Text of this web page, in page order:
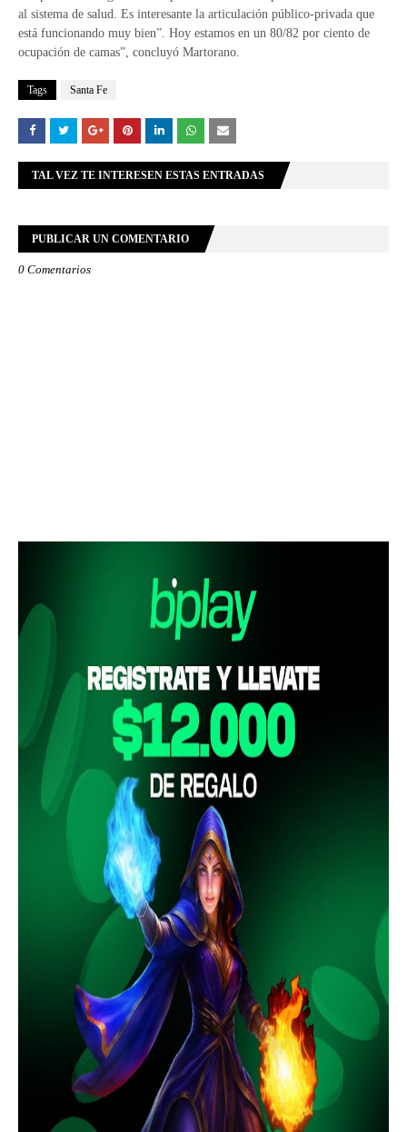
al sistema de salud. Es interesante la articulación público-privada que
está funcionando muy bien”. Hoy estamos en un 80/82 por ciento de
ocupación de camas”, concluyó Martorano.
Tags Santa Fe
TAL VEZ TE INTERESEN ESTAS ENTRADAS
PUBLICAR UN COMENTARIO
0 Comentarios